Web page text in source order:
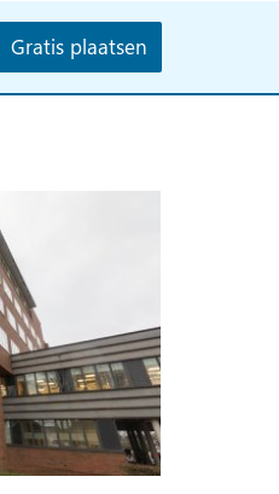
Gratis plaatsen